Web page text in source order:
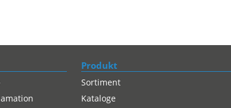
Produkt
Sortiment
Kataloge